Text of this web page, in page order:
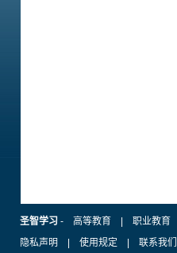
圣智学习 - 高等教育 职业教育
隐私声明
使用规定 联系我们